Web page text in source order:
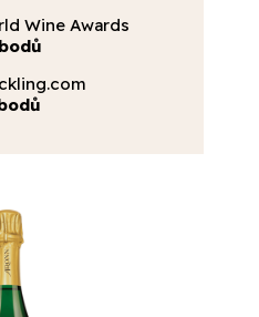
Wine Awards